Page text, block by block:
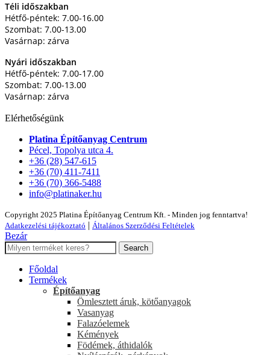
Téli időszakban
Hétfő-péntek: 7.00-16.00
Szombat: 7.00-13.00
Vasárnap: zárva
Nyári időszakban
Hétfő-péntek: 7.00-17.00
Szombat: 7.00-13.00
Vasárnap: zárva
Elérhetőségünk
Platina Építőanyag Centrum
Pécel, Topolya utca 4.
+36 (28) 547-615
+36 (70) 411-7411
+36 (70) 366-5488
info@platinaker.hu
Copyright 2025 Platina Építőanyag Centrum Kft. - Minden jog fenntartva!
Adatkezelési tájékoztató | Általános Szerződési Feltételek
Bezár
Search
Főoldal
Termékek
Építőanyag
Ömlesztett áruk, kötőanyagok
Vasanyag
Falazóelemek
Kémények
Födémek, áthidalók